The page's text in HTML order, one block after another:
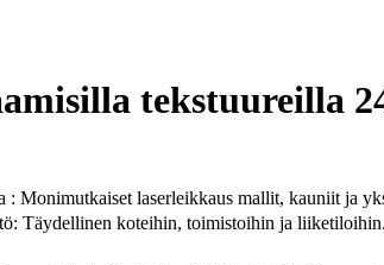
tekstuureilla
: Monimutkaiset laserleikkaus mallit, kauniit ja
Täydellinen koteihin, toimistoihin ja